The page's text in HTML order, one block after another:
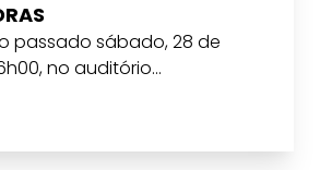
passado sábado, 28 de
no auditório...